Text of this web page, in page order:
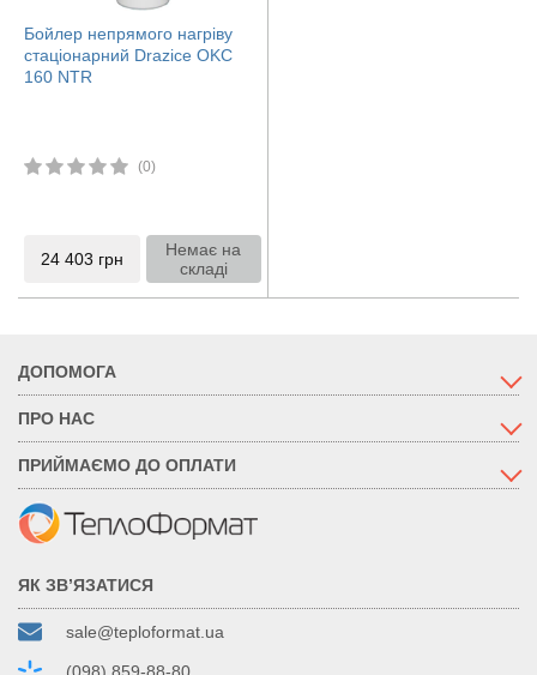
Бойлер непрямого нагріву
стаціонарний Drazice OKC
160 NTR
(0)
24 403 грн
Немає на
складі
ДОПОМОГА
ПРО НАС
ПРИЙМАЄМО ДО ОПЛАТИ
ЯК ЗВ’ЯЗАТИСЯ
sale@teploformat.ua